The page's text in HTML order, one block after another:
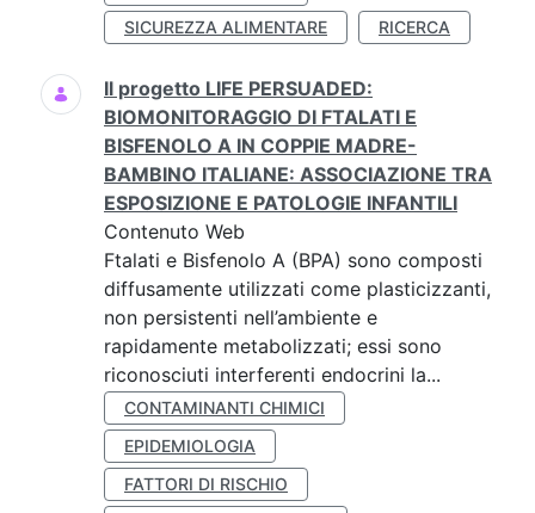
SICUREZZA ALIMENTARE
RICERCA
Il progetto LIFE PERSUADED:
BIOMONITORAGGIO DI FTALATI E
BISFENOLO A IN COPPIE MADRE-
BAMBINO ITALIANE: ASSOCIAZIONE TRA
ESPOSIZIONE E PATOLOGIE INFANTILI
Contenuto Web
Ftalati e Bisfenolo A (BPA) sono composti
diffusamente utilizzati come plasticizzanti,
non persistenti nell’ambiente e
rapidamente metabolizzati; essi sono
riconosciuti interferenti endocrini la...
CONTAMINANTI CHIMICI
EPIDEMIOLOGIA
FATTORI DI RISCHIO